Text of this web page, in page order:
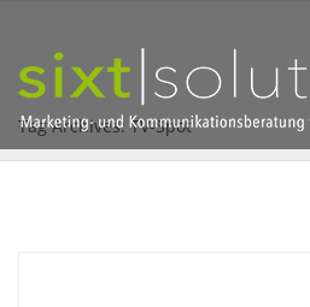
Tag Archives: TV-Spot